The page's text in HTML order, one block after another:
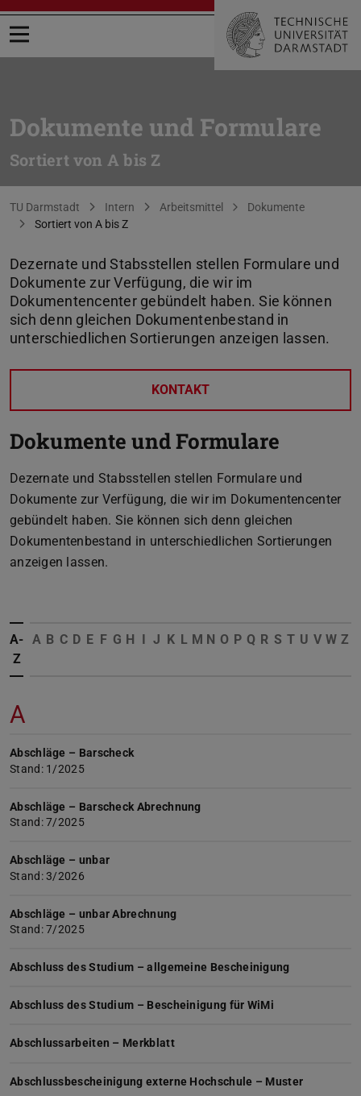
Menü öffnen
Dokumente und Formulare
Sortiert von A bis Z
Sie befinden sich hier:
TU Darmstadt Intern Arbeitsmittel
Dokumente
Sortiert von A bis Z
Dezernate und Stabsstellen stellen Formulare und
Dokumente zur Verfügung, die wir im
Dokumentencenter gebündelt haben. Sie können
sich denn gleichen Dokumentenbestand in
unterschiedlichen Sortierungen anzeigen lassen.
KONTAKT
Dokumente und Formulare
Dezernate und Stabsstellen stellen Formulare und
Dokumente zur Verfügung, die wir im Dokumentencenter
gebündelt haben. Sie können sich denn gleichen
Dokumentenbestand in unterschiedlichen Sortierungen
anzeigen lassen.
A-
Z
A B C D E F G H J K L M N O P Q R S T U V W Z
A
Abschläge – Barscheck
Stand: 1/2025
Abschläge – Barscheck Abrechnung
Stand: 7/2025
Abschläge – unbar
Stand: 3/2026
Abschläge – unbar Abrechnung
Stand: 7/2025
Abschluss des Studium – allgemeine Bescheinigung
Abschluss des Studium – Bescheinigung für WiMi
Abschlussarbeiten – Merkblatt
Abschlussbescheinigung externe Hochschule – Muster